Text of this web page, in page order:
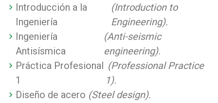
Introducción a la
Ingeniería
(Introduction to
Engineering).
Ingeniería
Antisísmica
(Anti-seismic
engineering).
Práctica Profesional
1
(Professional Practice
1).
Diseño de acero (Steel design).